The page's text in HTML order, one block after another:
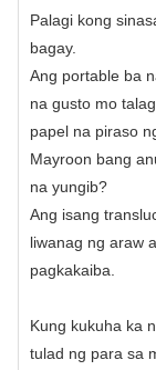
Palagi kong
bagay.
Ang portable ba
na gusto mo
papel na piraso
Mayroon bang
na yungib?
Ang isang
liwanag ng araw
pagkakaiba.
Kung kukuha ka
tulad ng para sa